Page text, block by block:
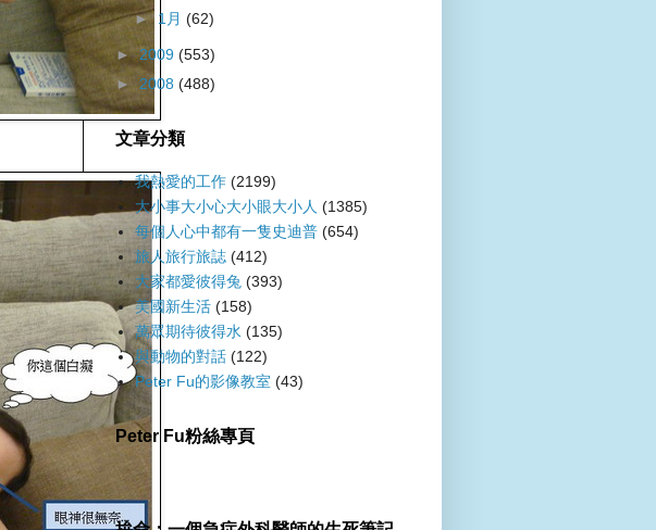
► 1月 (62)
►2009 (553)
► 2008 (488)
文章分類
我熱愛的工作 (2199)
大小事大小心大小眼大小人 (1385)
每個人心中都有一隻史迪普 (654)
旅人旅行旅誌 (412)
大家都愛彼得兔 (393)
美國新生活 (158)
萬眾期待彼得水 (135)
與動物的對話 (122)
Peter Fu的影像教室 (43)
Peter Fu粉絲專頁